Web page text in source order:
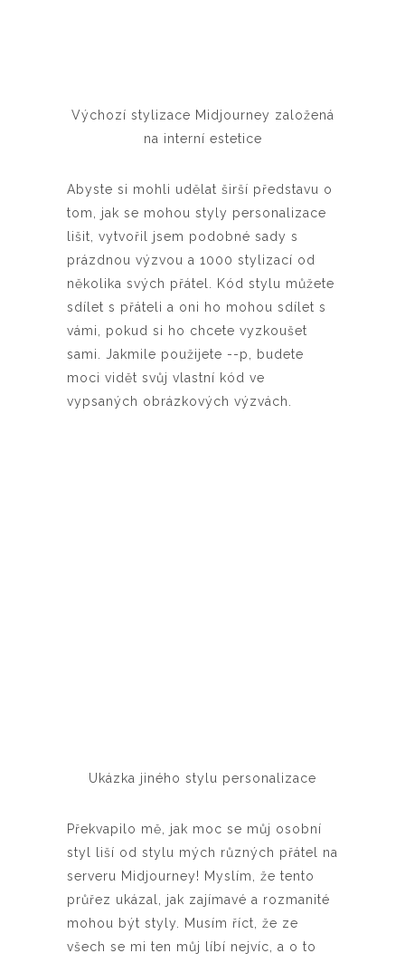
Výchozí stylizace Midjourney založená
na interní estetice
Abyste si mohli udělat širší představu o
tom, jak se mohou styly personalizace
lišit, vytvořil jsem podobné sady s
prázdnou výzvou a 1000 stylizací od
několika svých přátel. Kód stylu můžete
sdílet s přáteli a oni ho mohou sdílet s
vámi, pokud si ho chcete vyzkoušet
sami. Jakmile použijete --p, budete
moci vidět svůj vlastní kód ve
vypsaných obrázkových výzvách.
Ukázka jiného stylu personalizace
Překvapilo mě, jak moc se můj osobní
styl liší od stylu mých různých přátel na
serveru Midjourney! Myslím, že tento
průřez ukázal, jak zajímavé a rozmanité
mohou být styly. Musím říct, že ze
všech se mi ten můj líbí nejvíc, a o to